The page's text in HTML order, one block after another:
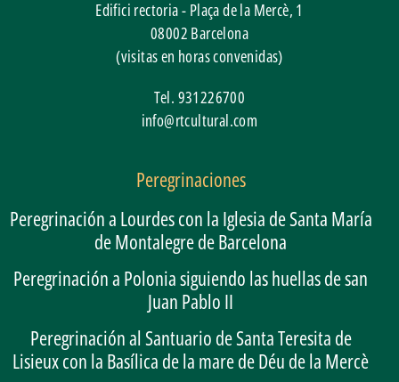
Edifici rectoria - Plaça de la Mercè, 1
08002 Barcelona
(visitas en horas convenidas)
Tel. 931226700
info@rtcultural.com
Peregrinaciones
Peregrinación a Lourdes con la Iglesia de Santa María
de Montalegre de Barcelona
Peregrinación a Polonia siguiendo las huellas de san
Juan Pablo II
Peregrinación al Santuario de Santa Teresita de
Lisieux con la Basílica de la mare de Déu de la Mercè